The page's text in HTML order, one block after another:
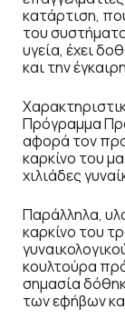
κατάρτιση,
του
υγεία, έχει
και την
Πρόγραμμα
αφορά τον
καρκίνο του
χιλιάδες
Παράλληλα,
καρκίνο του
κουλτούρα
σημασία
των εφήβων